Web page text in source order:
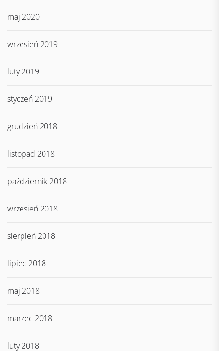
maj 2020
wrzesień 2019
luty 2019
styczeń 2019
grudzień 2018
listopad 2018
październik 2018
wrzesień 2018
sierpień 2018
lipiec 2018
maj 2018
marzec 2018
luty 2018